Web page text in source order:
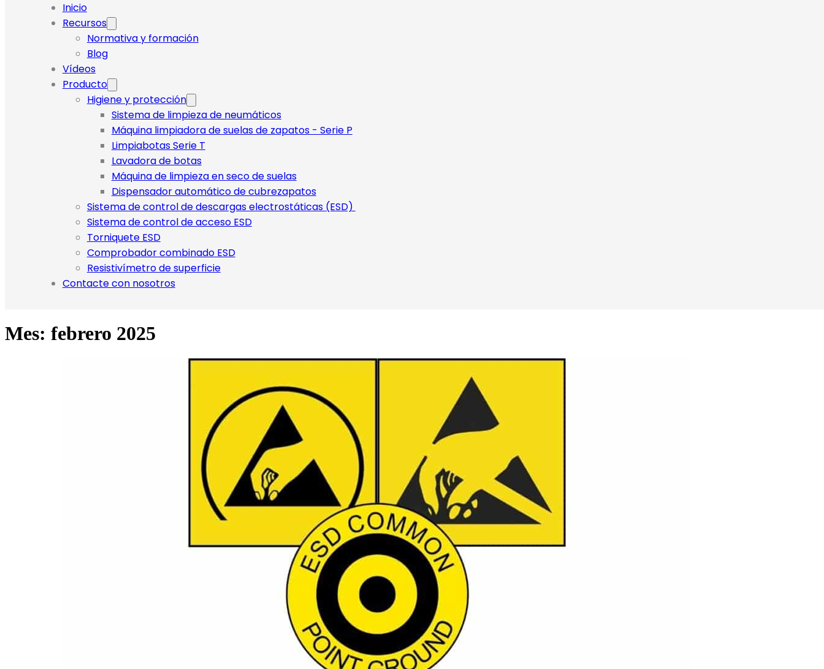
Inicio
Recursos
Normativa y formación
Blog
Vídeos
Producto
Higiene y protección
Sistema de limpieza de neumáticos
Máquina limpiadora de suelas de zapatos - Serie P
Limpiabotas Serie T
Lavadora de botas
Máquina de limpieza en seco de suelas
Dispensador automático de cubrezapatos
Sistema de control de descargas electrostáticas (ESD)
Sistema de control de acceso ESD
Torniquete ESD
Comprobador combinado ESD
Resistivímetro de superficie
Contacte con nosotros
Mes: febrero 2025